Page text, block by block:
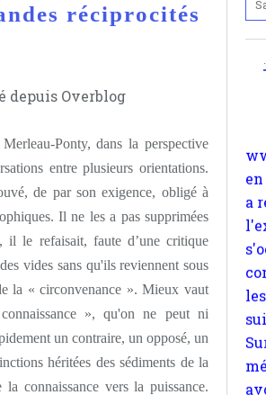
réciprocités
depuis Overblog
Ponty, dans la perspective
entre plusieurs orientations.
de par son exigence, obligé à
Il ne les a pas supprimées
il le refaisait, faute d’une critique
vides sans qu'ils reviennent sous
la « circonvenance ». Mieux vaut
», qu'on ne peut ni
un contraire, un opposé, un
héritées des sédiments de la
connaissance vers la puissance.